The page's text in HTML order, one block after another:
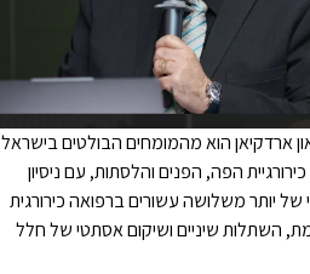
ארדקיאן הוא מהמומחים הבולטים בישראל
הפה, הפנים והלסתות, עם ניסיון
של יותר משלושה עשורים ברפואה כירורגית
השתלות שיניים ושיקום אסתטי של חלל